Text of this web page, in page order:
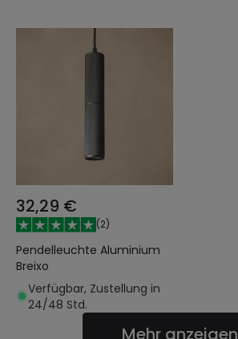
32,29 €
(2)
Pendelleuchte Aluminium
Breixo
Verfügbar, Zustellung in
24/48 Std.
Mehr anzeigen